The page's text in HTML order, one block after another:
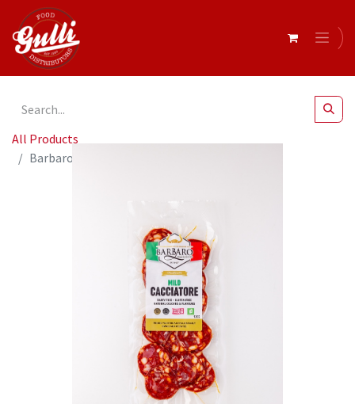
All Products
Barbaro Retail Cacciatore Sliced Mild 12 x 100g